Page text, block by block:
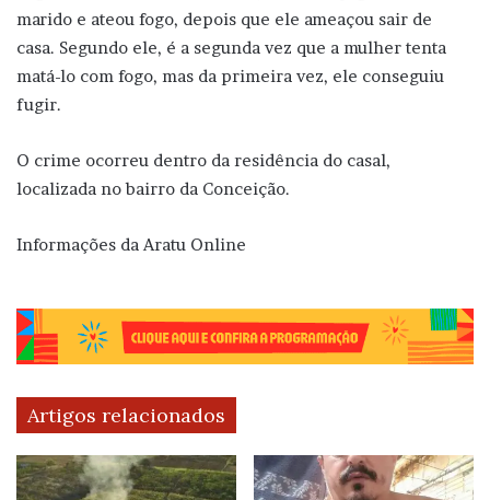
marido e ateou fogo, depois que ele ameaçou sair de
casa. Segundo ele, é a segunda vez que a mulher tenta
matá-lo com fogo, mas da primeira vez, ele conseguiu
fugir.
O crime ocorreu dentro da residência do casal,
localizada no bairro da Conceição.
Informações da Aratu Online
Artigos relacionados